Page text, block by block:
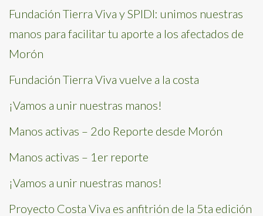
Fundación Tierra Viva y SPIDI: unimos nuestras
manos para facilitar tu aporte a los afectados de
Morón
Fundación Tierra Viva vuelve a la costa
¡Vamos a unir nuestras manos!
Manos activas – 2do Reporte desde Morón
Manos activas – 1er reporte
¡Vamos a unir nuestras manos!
Proyecto Costa Viva es anfitrión de la 5ta edición